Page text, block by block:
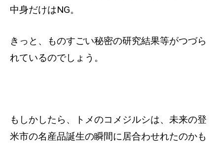
中身だけはNG。
きっと、ものすごい秘密の研究結果等がつづら
れているのでしょう。
もしかしたら、トメのコメジルシは、未来の登
米市の名産品誕生の瞬間に居合わせれたのかも